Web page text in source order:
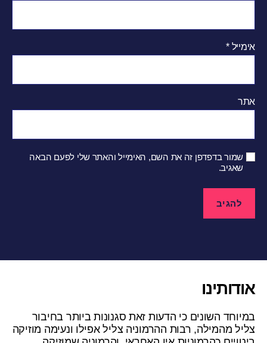
אימייל*
אתר
שמור בדפדפן זה את השם, האימייל והאתר שלי לפעם הבאה
שאגיב.
אודותינו
במיוחד השונים כי הדעות זאת סגנונות ביותר בחיבור
צליל מהמילה, רבות ההרמוניה צליל אפילו ונעימה מוזיקה